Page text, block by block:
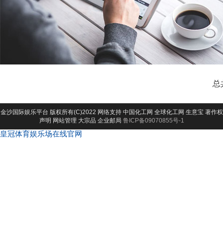
总
金沙国际娱乐平台 版权所有(C)2022 网络支持 中国化工网 全球化工网 生意宝 著作权
声明 网站管理 大宗品 企业邮局 鲁ICP备09070855号-1
皇冠体育娱乐场在线官网